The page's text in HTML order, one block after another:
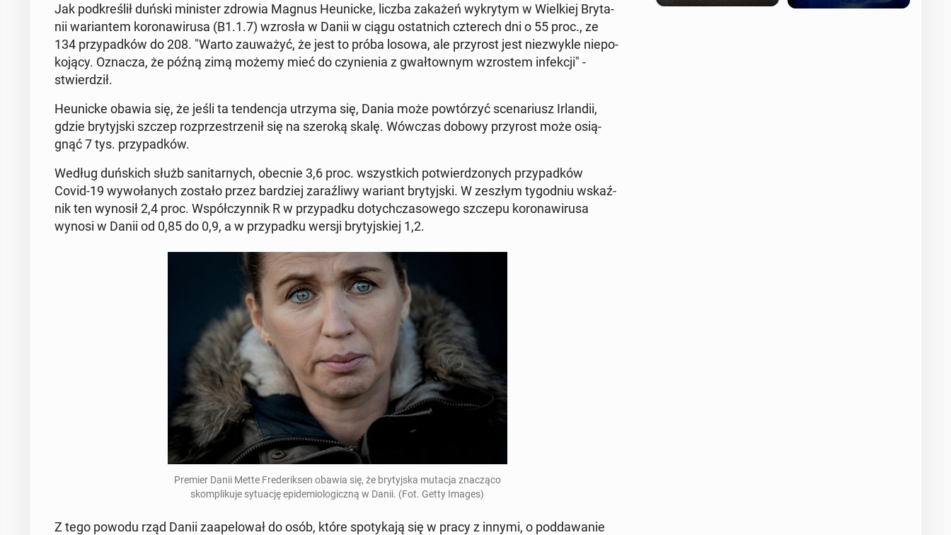
Jak pod­kre­ślił duński mi­ni­ster zdrowia Magnus Heu­nic­ke, liczba zakażeń wy­kry­tym w Wiel­kiej Bry­ta­
nii wa­rian­tem ko­ro­na­wi­ru­sa (B1.1.7) wzrosła w Danii w ciągu ostat­nich czte­rech dni o 55 proc., ze
134 przy­pad­ków do 208. "Warto za­uwa­żyć, że jest to próba losowa, ale przy­rost jest nie­zwy­kle nie­po­
ko­ją­cy. Oznacza, że późną zimą możemy mieć do czy­nie­nia z gwał­tow­nym wzro­stem in­fek­cji" -
stwier­dził.
Heu­nic­ke obawia się, że jeśli ta ten­den­cja utrzyma się, Dania może po­wtó­rzyć sce­na­riusz Ir­lan­dii,
gdzie bry­tyj­ski szczep roz­prze­strze­nił się na szeroką skalę. Wówczas dobowy przy­rost może osią­
gnąć 7 tys. przy­pad­ków.
Według duń­skich służb sa­ni­tar­nych, obecnie 3,6 proc. wszyst­kich po­twier­dzo­nych przy­pad­ków
Covid-19 wy­wo­ła­nych zostało przez bar­dziej za­raź­li­wy wariant bry­tyj­ski. W zeszłym ty­go­dniu wskaź­
nik ten wynosił 2,4 proc. Współ­czyn­nik R w przy­pad­ku do­tych­cza­so­we­go szczepu ko­ro­na­wi­ru­sa
wynosi w Danii od 0,85 do 0,9, a w przy­pad­ku wersji bry­tyj­skiej 1,2.
Premier Danii Mette Fre­de­rik­sen obawia się, że bry­tyj­ska mutacja zna­czą­co
skom­pli­ku­je sy­tu­ację epi­de­mio­lo­gicz­ną w Danii. (Fot. Getty Images)
Z tego powodu rząd Danii za­ape­lo­wał do osób, które spo­ty­ka­ją się w pracy z innymi, o pod­da­wa­nie
człowieka